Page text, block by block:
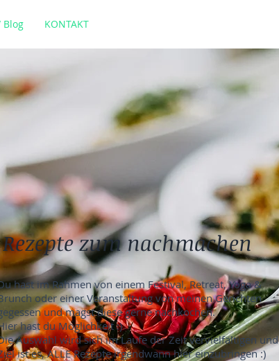
Blog KONTAKT
Rezepte zum nachmachen
hast im Rahmen von einem Festival, Retreat, Yoga &
oder einer Veranstaltung von meinen Gerichten
und magst diese gerne nachkochen.
hast du Möglichkeit :)
Auswahl wird sich im Laufe der Zeit vervielfältigen und
ist es, ALLE Rezepte irgendwann hier einzubringen :)